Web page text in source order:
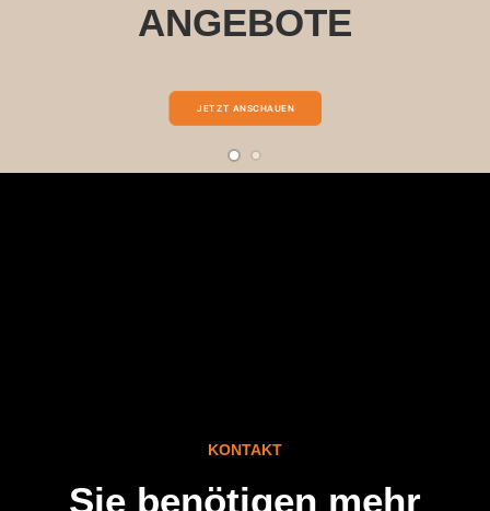
ANGEBOTE
JETZT ANSCHAUEN
KONTAKT
Sie benötigen mehr